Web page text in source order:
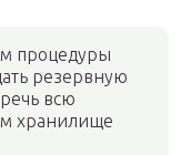
процедуры
резервную
всю
хранилище